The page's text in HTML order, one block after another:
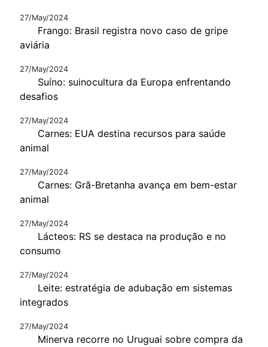
27/May/2024
Frango: Brasil registra novo caso de gripe
aviária
27/May/2024
Suíno: suinocultura da Europa enfrentando
desafios
27/May/2024
Carnes: EUA destina recursos para saúde
animal
27/May/2024
Carnes: Grã-Bretanha avança em bem-estar
animal
27/May/2024
Lácteos: RS se destaca na produção e no
consumo
27/May/2024
Leite: estratégia de adubação em sistemas
integrados
27/May/2024
Minerva recorre no Uruguai sobre compra da